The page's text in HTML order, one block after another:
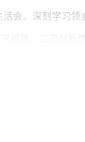
会。深刻学习领
应用版块，建设
体资产*万余件
纪委对反馈的*